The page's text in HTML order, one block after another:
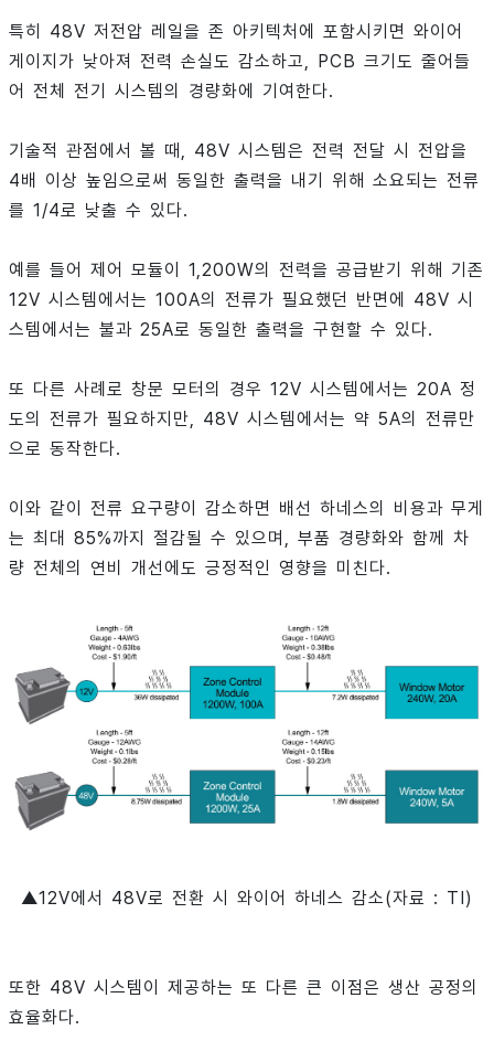
특히 48V 저전압 레일을 존 아키텍처에 포함시키면 와이어
게이지가 낮아져 전력 손실도 감소하고, PCB 크기도 줄어들
어 전체 전기 시스템의 경량화에 기여한다.
기술적 관점에서 볼 때, 48V 시스템은 전력 전달 시 전압을
4배 이상 높임으로써 동일한 출력을 내기 위해 소요되는 전류
를 1/4로 낮출 수 있다.
예를 들어 제어 모듈이 1,200W의 전력을 공급받기 위해 기존
12V 시스템에서는 100A의 전류가 필요했던 반면에 48V 시
스템에서는 불과 25A로 동일한 출력을 구현할 수 있다.
또 다른 사례로 창문 모터의 경우 12V 시스템에서는 20A 정
도의 전류가 필요하지만, 48V 시스템에서는 약 5A의 전류만
으로 동작한다.
이와 같이 전류 요구량이 감소하면 배선 하네스의 비용과 무게
는 최대 85%까지 절감될 수 있으며, 부품 경량화와 함께 차
량 전체의 연비 개선에도 긍정적인 영향을 미친다.
▲12V에서 48V로 전환 시 와이어 하네스 감소(자료 : TI)
또한 48V 시스템이 제공하는 또 다른 큰 이점은 생산 공정의
효율화다.